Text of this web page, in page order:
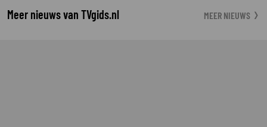
Meer nieuws van TVgids.nl MEER NIEUWS